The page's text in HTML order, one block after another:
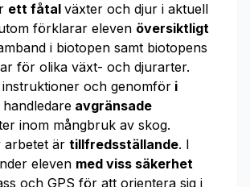
ett fåtal växter och djur i aktuell
förklarar eleven översiktligt
i biotopen samt biotopens
för olika växt- och djurarter.
och genomför i
handledare avgränsade
inom mångbruk av skog.
arbetet är tillfredsställande. I
eleven med viss säkerhet
och GPS för att orientera sig i